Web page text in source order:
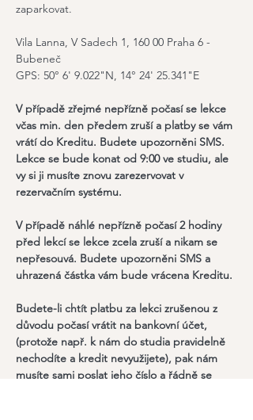
zaparkovat.
Vila Lanna, V Sadech 1, 160 00 Praha 6 -
Bubeneč
GPS: 50° 6' 9.022"N, 14° 24' 25.341"E
V případě zřejmé nepřízně počasí se lekce
včas min. den předem zruší a platby se vám
vrátí do Kreditu. Budete upozorněni SMS.
Lekce se bude konat od 9:00 ve studiu, ale
vy si ji musíte znovu zarezervovat v
rezervačním systému.
V případě náhlé nepřízně počasí 2 hodiny
před lekcí se lekce zcela zruší a nikam se
nepřesouvá. Budete upozorněni SMS a
uhrazená částka vám bude vrácena Kreditu.
Budete-li chtít platbu za lekci zrušenou z
důvodu počasí vrátit na bankovní účet,
(protože např. k nám do studia pravidelně
nechodíte a kredit nevyužijete), pak nám
musíte sami poslat jeho číslo a řádně se